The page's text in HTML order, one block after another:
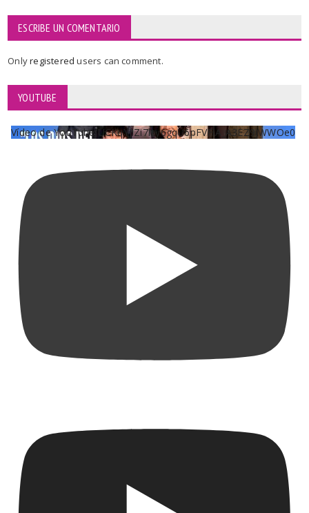
ESCRIBE UN COMENTARIO
Onlyregisteredusers can comment.
YOUTUBE
Vídeo de YouTube UCKqYjiZi7lzy6gqU6pFVFiA_A3EZ9JWWOe0